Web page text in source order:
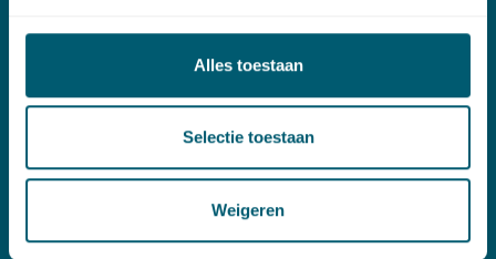
Alles toestaan
Selectie toestaan
Weigeren
T:
Linkedin
Spoed (Buiten kantoortijden)